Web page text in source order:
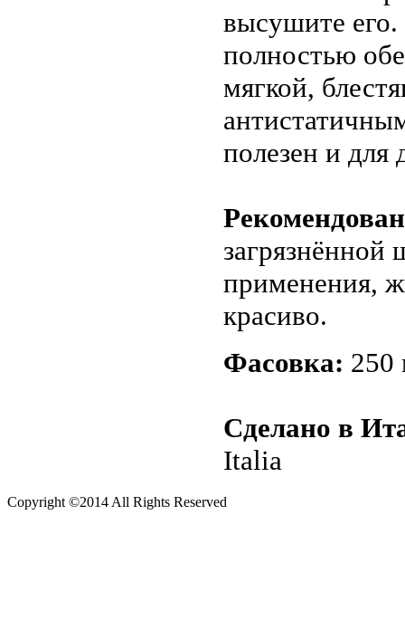
высушите
полностью
мягкой,
полезен и
Рекомендован
загрязнённой
применения,
красиво.
Фасовка: 250
Сделано в
Italia
Copyright ©2014 All Rights Reserved